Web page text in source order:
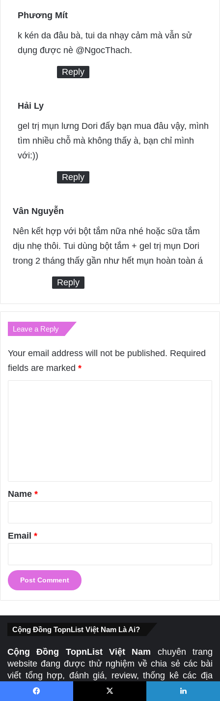
Phương Mít
a
y
:
k kén da đâu bà, tui da nhạy cảm mà vẫn sử
dụng được nè @NgocThach.
Reply
Hải Ly
a
y
gel trị mụn lưng Dori đấy bạn mua đâu vậy, mình
tìm nhiều chỗ mà không thấy à, bạn chỉ mình
với:))
Reply
Vân Nguyễn
a
y
s
:
Nên kết hợp với bột tắm nữa nhé hoặc sữa tắm
dịu nhẹ thôi. Tui dùng bột tắm + gel trị mụn Dori
trong 2 tháng thấy gần như hết mụn hoàn toàn á
Reply
Leave a Reply
Your email address will not be published. Required
fields are marked *
*
Name *
Email *
Cộng Đồng TopnList Việt Nam Là Ai?
Cộng Đồng TopnList Việt Nam chuyên trang
website đang được thử nghiệm về chia sẻ các bài
viết tổng hợp, đánh giá, review, thống kê các địa
chỉ, địa điểm, dịch vụ,… tốt nhất, uy tín nhất ở dạng